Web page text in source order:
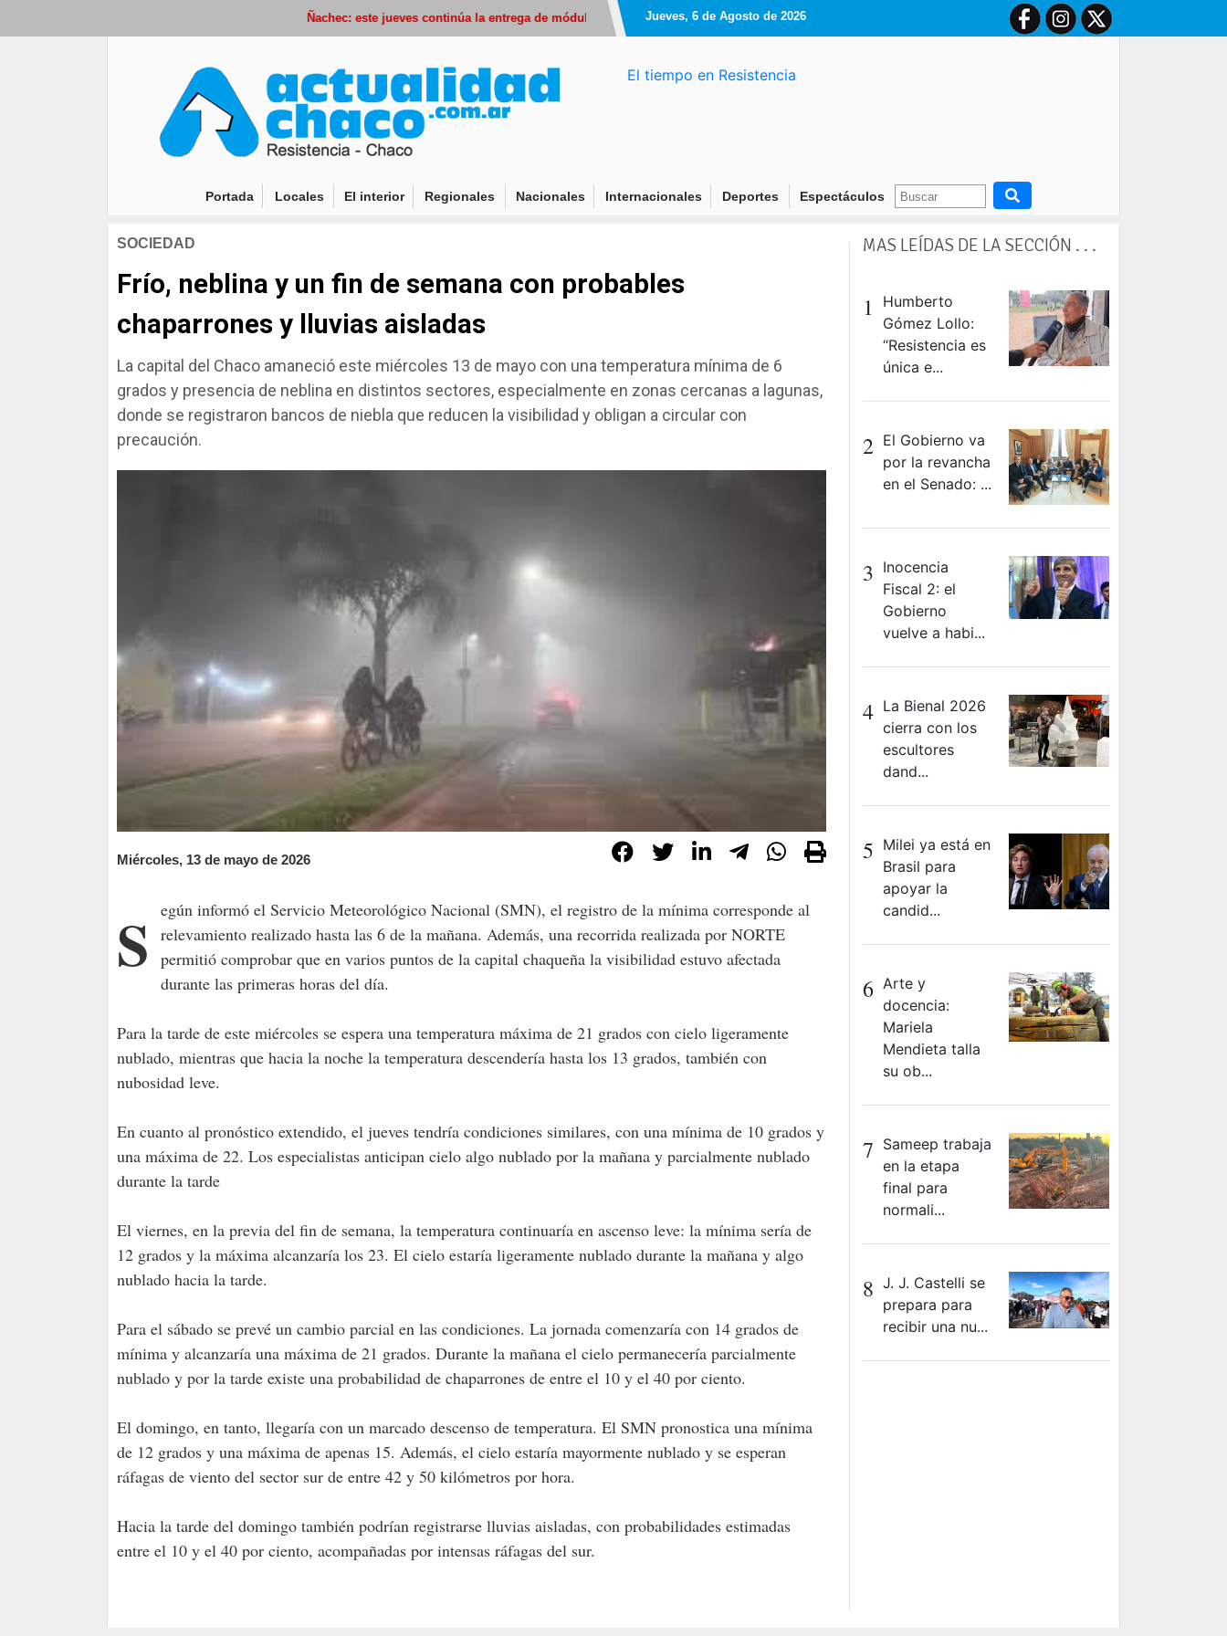
Ñachec: este jueves continúa la entrega de módulos alimentarios en distintos barrios de Resistencia Carlos Camargo se hace cargo de Secheep y prometió dar
Jueves, 6 de Agosto de 2026
El tiempo en Resistencia
Portada (current)
Locales El interior Regionales Nacionales Internacionales Deportes Espectáculos
SOCIEDAD
Frío, neblina y un fin de semana con probables
chaparrones y lluvias aisladas
La capital del Chaco amaneció este miércoles 13 de mayo con una temperatura mínima de 6
grados y presencia de neblina en distintos sectores, especialmente en zonas cercanas a lagunas,
donde se registraron bancos de niebla que reducen la visibilidad y obligan a circular con
precaución.
Miércoles, 13 de mayo de 2026
Según informó el Servicio Meteorológico Nacional (SMN), el registro de la mínima corresponde al
relevamiento realizado hasta las 6 de la mañana. Además, una recorrida realizada por NORTE
permitió comprobar que en varios puntos de la capital chaqueña la visibilidad estuvo afectada
durante las primeras horas del día.
Para la tarde de este miércoles se espera una temperatura máxima de 21 grados con cielo ligeramente
nublado, mientras que hacia la noche la temperatura descendería hasta los 13 grados, también con
nubosidad leve.
En cuanto al pronóstico extendido, el jueves tendría condiciones similares, con una mínima de 10 grados y
una máxima de 22. Los especialistas anticipan cielo algo nublado por la mañana y parcialmente nublado
durante la tarde
El viernes, en la previa del fin de semana, la temperatura continuaría en ascenso leve: la mínima sería de
12 grados y la máxima alcanzaría los 23. El cielo estaría ligeramente nublado durante la mañana y algo
nublado hacia la tarde.
Para el sábado se prevé un cambio parcial en las condiciones. La jornada comenzaría con 14 grados de
mínima y alcanzaría una máxima de 21 grados. Durante la mañana el cielo permanecería parcialmente
nublado y por la tarde existe una probabilidad de chaparrones de entre el 10 y el 40 por ciento.
El domingo, en tanto, llegaría con un marcado descenso de temperatura. El SMN pronostica una mínima
de 12 grados y una máxima de apenas 15. Además, el cielo estaría mayormente nublado y se esperan
ráfagas de viento del sector sur de entre 42 y 50 kilómetros por hora.
Hacia la tarde del domingo también podrían registrarse lluvias aisladas, con probabilidades estimadas
entre el 10 y el 40 por ciento, acompañadas por intensas ráfagas del sur.
MAS LEÍDAS DE LA SECCIÓN . . .
1
Humberto
Gómez Lollo:
“Resistencia es
única e...
2 El Gobierno va
por la revancha
en el Senado: ...
3 Inocencia
Fiscal 2: el
Gobierno
vuelve a habi...
4 La Bienal 2026
cierra con los
escultores
dand...
5 Milei ya está en
Brasil para
apoyar la
candid...
6 Arte y
docencia:
Mariela
Mendieta talla
su ob...
7 Sameep trabaja
en la etapa
final para
normali...
8 J. J. Castelli se
prepara para
recibir una nu...